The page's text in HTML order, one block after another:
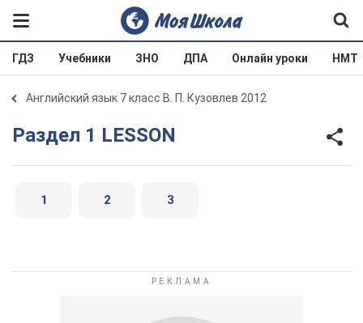
ГДЗ Учебники ЗНО ДПА Онлайн уроки НМТ
Английский язык 7 класс В. П. Кузовлев 2012
Раздел 1 LESSON
1 2 3